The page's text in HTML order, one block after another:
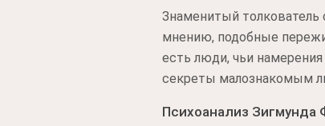
Знаменитый
мнению, подобные
есть люди, чьи
секреты малознакомым
Психоанализ Зигмунда